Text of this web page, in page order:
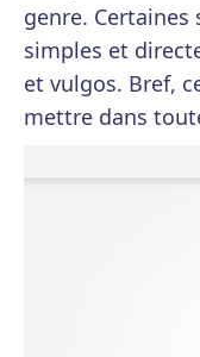
genre. Certaines
simples et
et vulgos. Bref,
mettre dans